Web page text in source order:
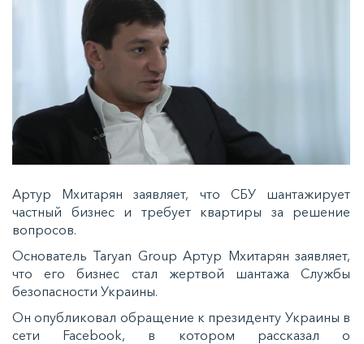
Артур Мхитарян заявляет, что СБУ шантажирует
частный бизнес и требует квартиры за решение
вопросов.
Основатель Taryan Group Артур Мхитарян заявляет,
что его бизнес стал жертвой шантажа Службы
безопасности Украины.
Он опубликовал обращение к президенту Украины в
сети Facebook, в котором рассказал о